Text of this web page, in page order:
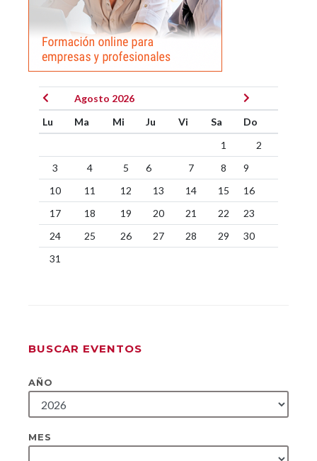
Agosto 2026
Lu
Ma Mi Ju Vi Sa
Do
1
2
3
4 5 6 7 8
9
10
11 12 13 14 15
16
17
18 19 20 21 22
23
24
25 26 27 28 29
30
31
BUSCAR EVENTOS
AÑO
MES